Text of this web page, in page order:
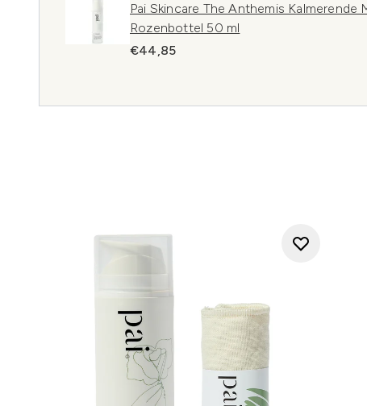
Pai Skincare The Anthemis Kalmerende
Rozenbottel 50 ml
€44,85